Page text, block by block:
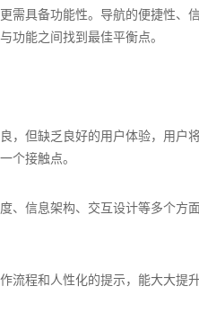
需具备功能性。导航的便捷性、
功能之间找到最佳平衡点。
，但缺乏良好的用户体验，用
个接触点。
、信息架构、交互设计等多个
流程和人性化的提示，能大大